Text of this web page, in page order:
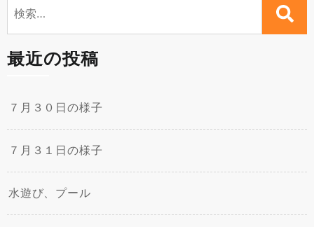
索:
最近の投稿
７月３０日の様子
７月３１日の様子
水遊び、プール